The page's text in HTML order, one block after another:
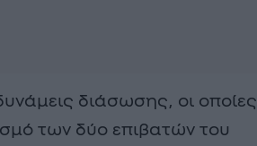
διάσωσης, οι οποίες
των δύο επιβατών του